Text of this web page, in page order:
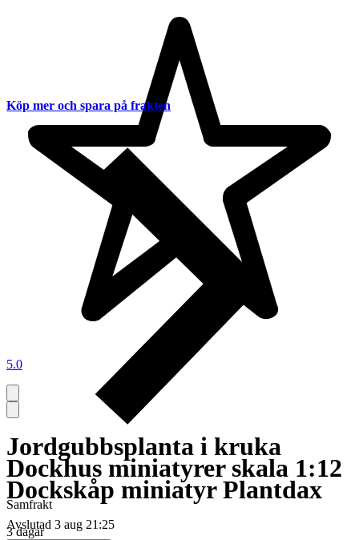
5.0
Jordgubbsplanta i kruka
Dockhus miniatyrer skala 1:12
Dockskåp miniatyr Plantdax
Avslutad 3 aug 21:25
Köp mer och spara på frakten
Samfrakt
3 dagar